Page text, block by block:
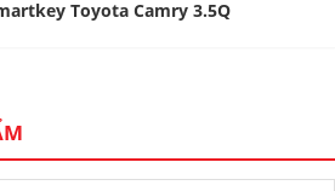
Toyota Camry 3.5Q